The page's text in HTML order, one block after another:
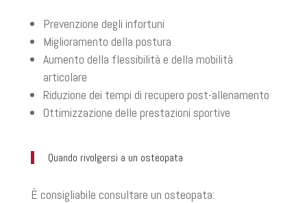
Prevenzione degli infortuni
Miglioramento della postura
Aumento della flessibilità e della mobilità
articolare
Riduzione dei tempi di recupero post-allenamento
Ottimizzazione delle prestazioni sportive
Quando rivolgersi a un osteopata
È consigliabile consultare un osteopata: